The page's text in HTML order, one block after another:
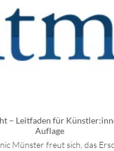
– Leitfaden für
Auflage
Münster freut sich, das